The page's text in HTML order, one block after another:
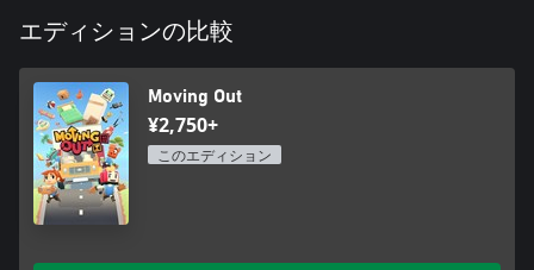
エディションの比較
Moving Out
¥2,750+
このエディション